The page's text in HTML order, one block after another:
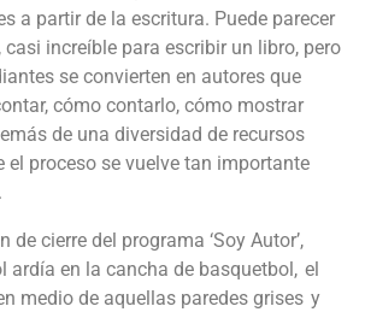
a partir de la escritura. Puede parecer
increíble para escribir un libro, pero
se convierten en autores que
cómo contarlo, cómo mostrar
de una diversidad de recursos
el proceso se vuelve tan importante
de cierre de l programa ‘Soy Autor’,
ardía en la cancha de basquetbol, el
medio de aquellas paredes grises y